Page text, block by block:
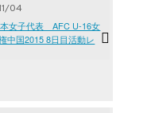
04
女子代表 AFC U-16女
中国2015 8日目活動レ